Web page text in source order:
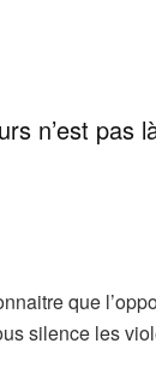
n’est pas
que
silence les